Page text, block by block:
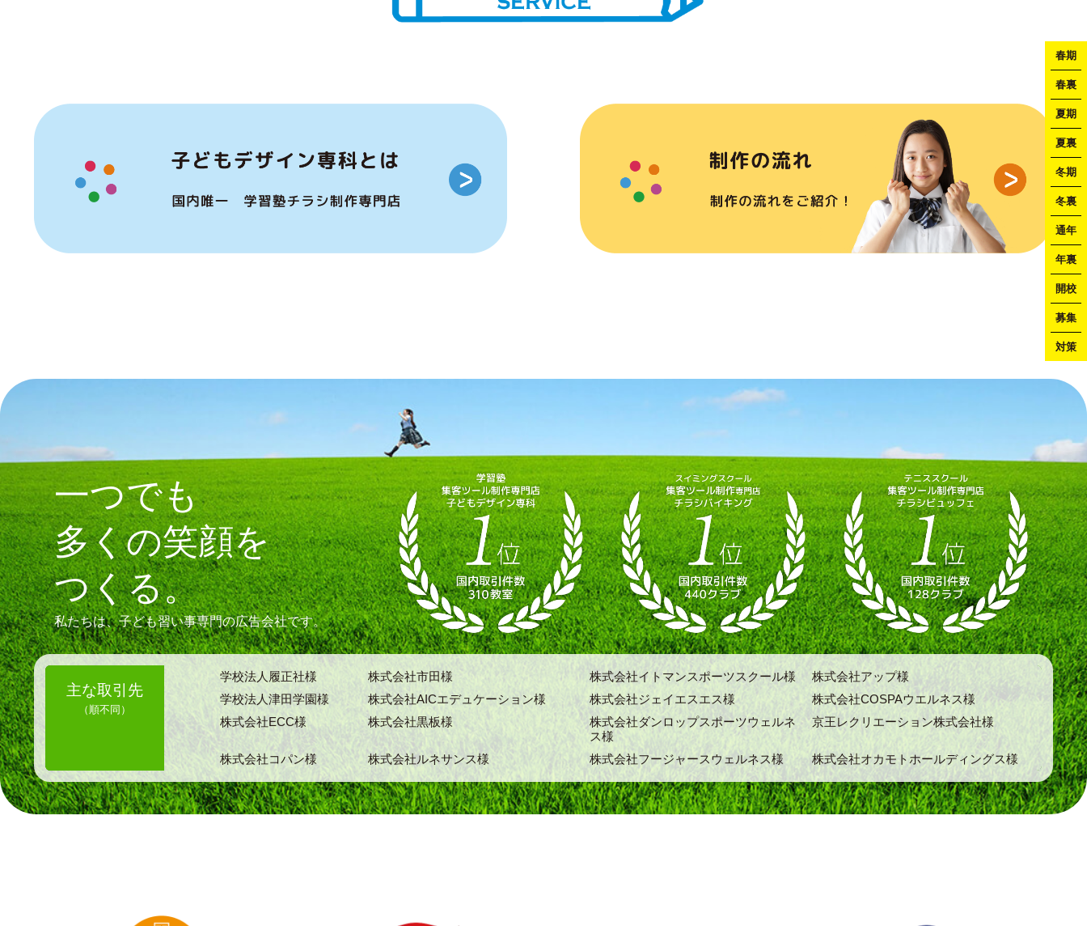
一つでも
多くの笑顔を
つくる。
私たちは、子ども習い事専門の広告会社です。
主な取引先
（順不同）
学校法人履正社様 株式会社市田様 株式会社イトマンスポーツスクール様
株式会社アップ様
学校法人津田学園様
株式会社AICエデュケーション様 株式会社ジェイエスエス様
株式会社COSPAウエルネス様
株式会社ECC様
株式会社黒板様
株式会社ダンロップスポーツウェルネ
ス様
京王レクリエーション株式会社様
株式会社コパン様 株式会社ルネサンス様 株式会社フージャースウェルネス様 株式会社オカモトホールディングス様
春期
春裏
夏期
夏裏
冬期
冬裏
通年
年裏
開校
募集
対策